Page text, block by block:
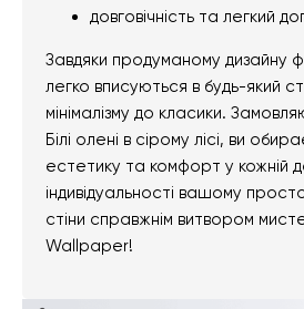
довговічність та легкий
Завдяки продуманому дизайну
легко вписуються в будь-який
мінімалізму до класики.
Білі олені в сірому лісі, ви
естетику та комфорт у кожній
індивідуальності вашому
стіни справжнім витвором
Wallpaper!